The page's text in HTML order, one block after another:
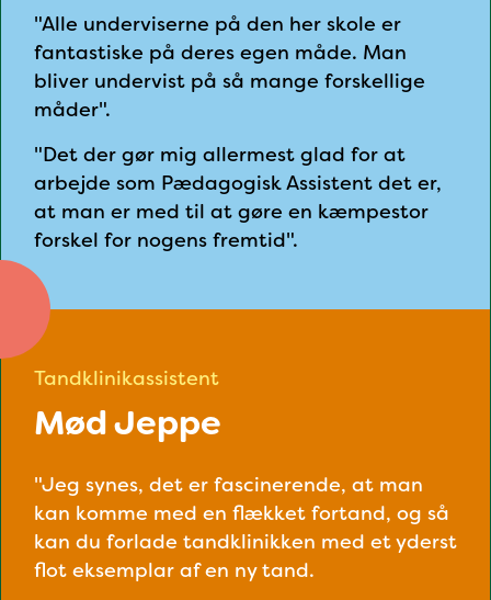
"Alle underviserne på den her skole er
fantastiske på deres egen måde. Man
bliver undervist på så mange forskellige
måder".
"Det der gør mig allermest glad for at
arbejde som Pædagogisk Assistent det er,
at man er med til at gøre en kæmpestor
forskel for nogens fremtid".
Tandklinikassistent
Mød Jeppe
"Jeg synes, det er fascinerende, at man
kan komme med en flækket fortand, og så
kan du forlade tandklinikken med et yderst
flot eksemplar af en ny tand.